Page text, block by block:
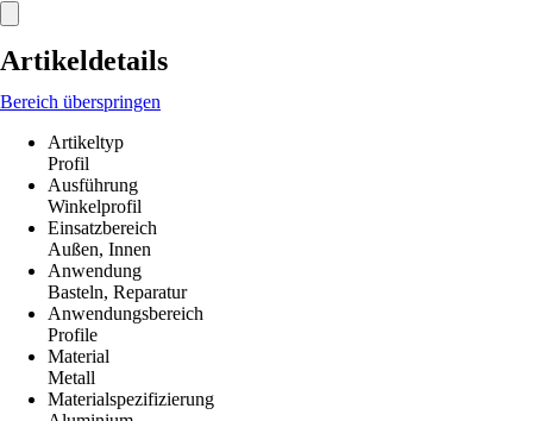
Artikeldetails
Bereich überspringen
Artikeltyp
Profil
Ausführung
Winkelprofil
Einsatzbereich
Außen, Innen
Anwendung
Basteln, Reparatur
Anwendungsbereich
Profile
Material
Metall
Materialspezifizierung